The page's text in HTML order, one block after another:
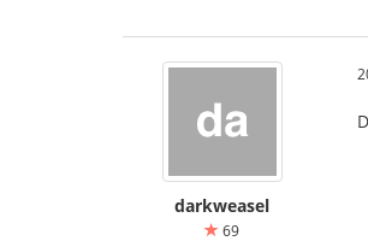
darkweasel
69